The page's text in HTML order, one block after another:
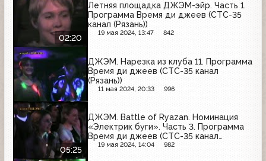
02:20
Летняя площадка ДЖЭМ-эйр. Часть 1.
Программа Время ди джеев (СТС-35
канал (Рязань))
19 мая 2024, 13:47 842
ДЖЭМ. Нарезка из клуба 11. Программа
Время ди джеев (СТС-35 канал
(Рязань))
11 мая 2024, 20:33 996
05:25
ДЖЭМ. Battle of Ryazan. Номинация
«Электрик буги». Часть 3. Программа
Время ди джеев (СТС-35 канал
(Рязань); 2001)
19 мая 2024, 14:04 982